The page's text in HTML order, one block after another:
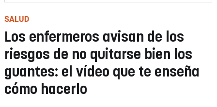
SALUD
Los enfermeros avisan de los
riesgos de no quitarse bien los
guantes: el vídeo que te enseña
cómo hacerlo